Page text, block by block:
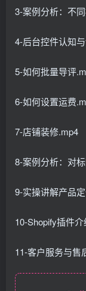
3-案例分析：不
4-后台控件认知
5-如何批量导评
6-如何设置运费
7-店铺装修.mp4
8-案例分析：对
9-实操讲解产品
10-Shopify插件
11-客户服务与售